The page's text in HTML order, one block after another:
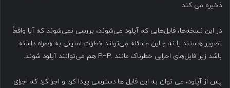
ذخیره می کند.
در این نسخه‌ها، فایل‌هایی که آپلود می‌شوند، بررسی نمی‌شوند که آیا واقعاً
تصویر هستند یا نه و این مسئله می‌تواند خطرات امنیتی به همراه داشته
باشد زیرا فایل‌های اجرایی خطرناک مانند .PHP هم می‌توانند آپلود شوند.
پس از آپلود، می توان به این فایل ها دسترسی پیدا کرد و اجرا کرد که اجرای